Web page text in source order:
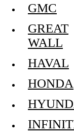
GMC
GREAT
WALL
HAVAL
HONDA